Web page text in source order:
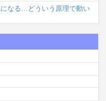
なる…どういう原理で動い